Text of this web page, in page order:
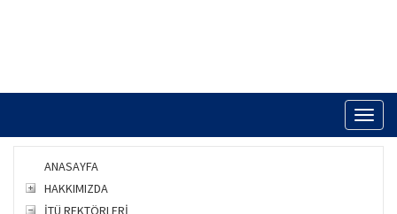
ANASAYFA
HAKKIMIZDA
İTÜ REKTÖRLERİ